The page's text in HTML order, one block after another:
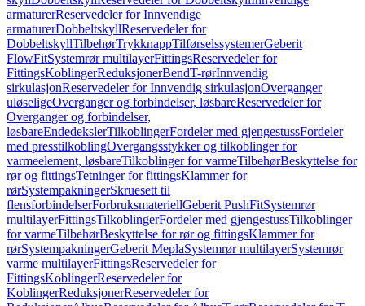
armaturerReservedeler for Innvendige
armaturerDobbeltskyllReservedeler for
DobbeltskyllTilbehørTrykknappTilførselssystemerGeberit
FlowFitSystemrør multilayerFittingsReservedeler for
FittingsKoblingerReduksjonerBendT-rørInnvendig
sirkulasjonReservedeler for Innvendig sirkulasjonOverganger
uløseligeOverganger og forbindelser, løsbareReservedeler for
Overganger og forbindelser,
løsbareEndedekslerTilkoblingerFordeler med gjengestussFordeler
med presstilkoblingOvergangsstykker og tilkoblinger for
varmeelement, løsbareTilkoblinger for varmeTilbehørBeskyttelse for
rør og fittingsTetninger for fittingsKlammer for
rørSystempakningerSkruesett til
flensforbindelserForbruksmateriellGeberit PushFitSystemrør
multilayerFittingsTilkoblingerFordeler med gjengestussTilkoblinger
for varmeTilbehørBeskyttelse for rør og fittingsKlammer for
rørSystempakningerGeberit MeplaSystemrør multilayerSystemrør
varme multilayerFittingsReservedeler for
FittingsKoblingerReservedeler for
KoblingerReduksjonerReservedeler for